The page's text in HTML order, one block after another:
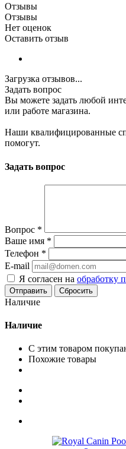
Отзывы
Отзывы
Нет оценок
Оставить отзыв
Загрузка отзывов...
Задать вопрос
Вы можете задать любой
или работе магазина.
Наши квалифицированные
помогут.
Задать вопрос
Вопрос *
Ваше имя *
Телефон *
E-mail
Я согласен на обработку
Сбросить
Наличие
Наличие
С этим товаром
Похожие товары